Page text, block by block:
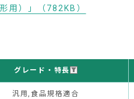
用）」（782KB）
グレード・特長
汎用,食品規格適合